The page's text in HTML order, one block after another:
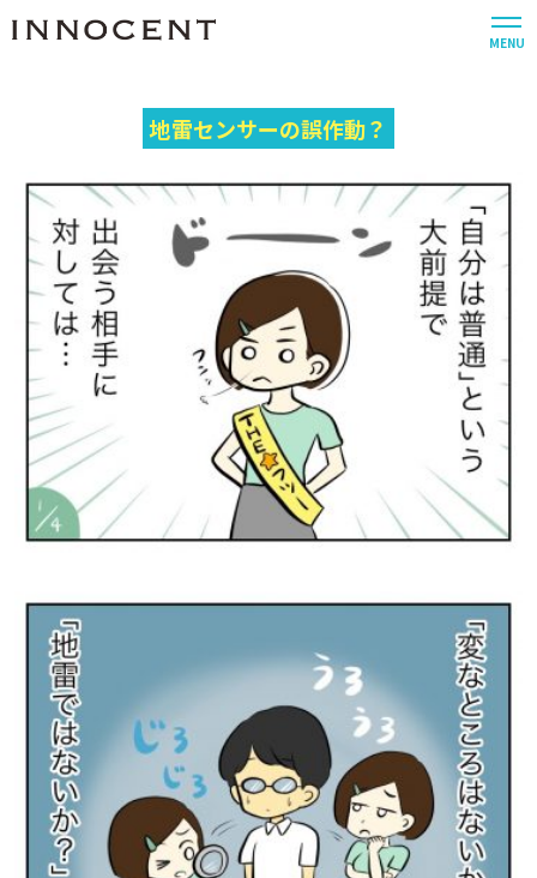
MENU
地雷センサーの誤作動？